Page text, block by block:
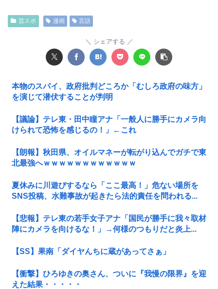
芸スポ 漫画 言語
シェアする
本物のスパイ、政府批判どころか「むしろ政府の味方」
を演じて潜伏することが判明
【議論】テレ東・田中瞳アナ「一般人に勝手にカメラ向
けられて恐怖を感じるの！」←これ
【朗報】秋田県、オイルマネーが転がり込んでガチで東
北最強へｗｗｗｗｗｗｗｗｗｗｗｗ
夏休みに川遊びするなら「ここ最高！」危ない場所を
SNS投稿、水難事故が起きたら法的責任を問われる...
【悲報】テレ東の若手女子アナ「国民が勝手に我々取材
陣にカメラを向けるな！」→何様のつもりだと炎上...
【SS】果南「ダイヤんちに蔵があってさぁ」
【衝撃】ひろゆきの奥さん、ついに『我慢の限界』を迎
えた結果・・・・・